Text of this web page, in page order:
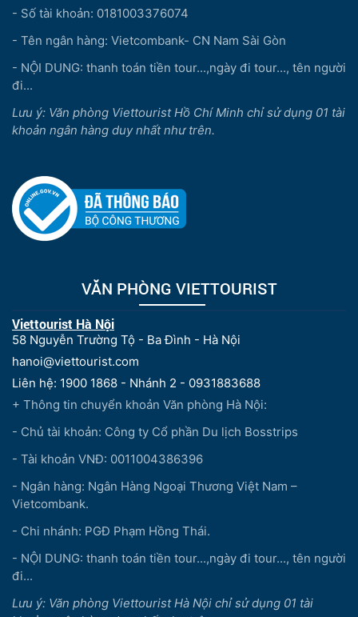
- Số tài khoản: 0181003376074
- Tên ngân hàng: Vietcombank- CN Nam Sài Gòn
- NỘI DUNG: thanh toán tiền tour...,ngày đi tour..., tên người
đi...
Lưu ý: Văn phòng Viettourist Hồ Chí Minh chỉ sử dụng 01 tài
khoản ngân hàng duy nhất như trên.
VĂN PHÒNG VIETTOURIST
Viettourist Hà Nội
58 Nguyễn Trường Tộ - Ba Đình - Hà Nội
hanoi@viettourist.com
Liên hệ: 1900 1868 - Nhánh 2 - 0931883688
+ Thông tin chuyển khoản Văn phòng Hà Nội:
- Chủ tài khoản: Công ty Cổ phần Du lịch Bosstrips
- Tài khoản VNĐ: 0011004386396
- Ngân hàng: Ngân Hàng Ngoại Thương Việt Nam –
Vietcombank.
- Chi nhánh: PGĐ Phạm Hồng Thái.
- NỘI DUNG: thanh toán tiền tour...,ngày đi tour..., tên người
đi...
Lưu ý: Văn phòng Viettourist Hà Nội chỉ sử dụng 01 tài